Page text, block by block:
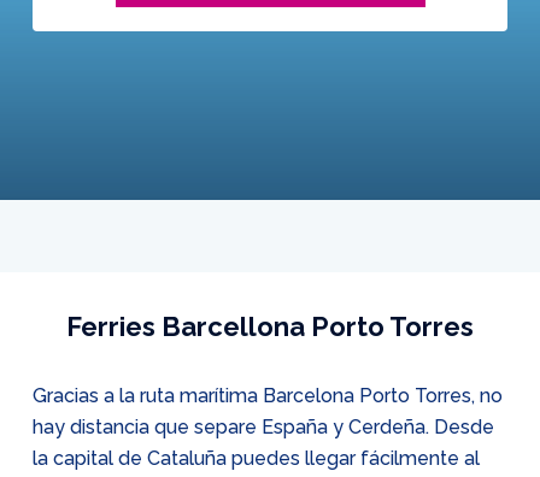
Ferries Barcellona Porto Torres
Gracias a la ruta marítima Barcelona Porto Torres, no
hay distancia que separe España y Cerdeña. Desde
la capital de Cataluña puedes llegar fácilmente al